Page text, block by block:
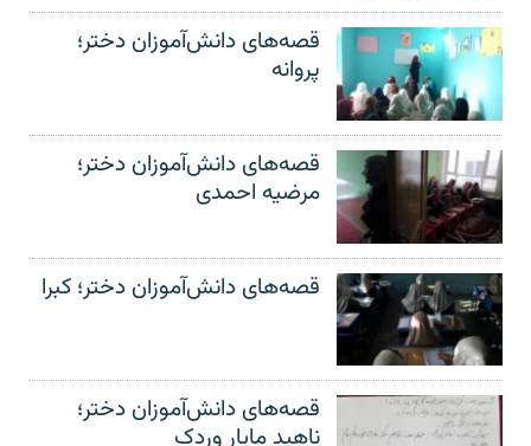
قصه‌های دانش‌آموزان دختر؛
پروانه
قصه‌های دانش‌آموزان دختر؛
مرضیه احمدی
قصه‌های دانش‌آموزان دختر؛ کبرا
قصه‌های دانش‌آموزان دختر؛
ناهید مایار وردک